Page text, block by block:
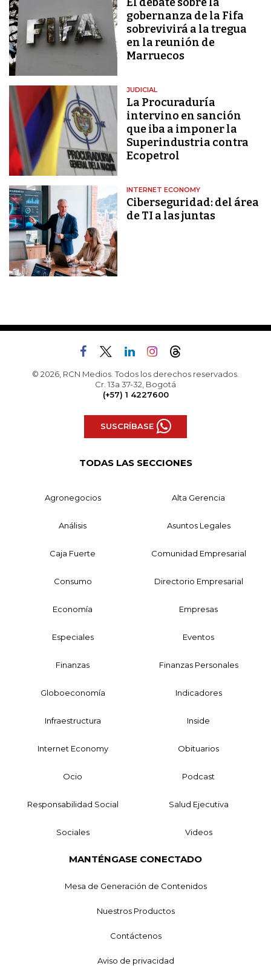
gobernanza de la Fifa
sobrevivirá a la tregua
en la reunión de
Marruecos
JUDICIAL
La Procuraduría
intervino en sanción
que iba a imponer la
Superindustria contra
Ecopetrol
INTERNET ECONOMY
Ciberseguridad: del área
de TI a las juntas
© 2026, RCN Medios. Todos los derechos reservados.
Cr. 13a 37-32, Bogotá
(+57) 1 4227600
SUSCRÍBASE
TODAS LAS SECCIONES
Agronegocios Alta Gerencia
Análisis Asuntos Legales
Caja Fuerte Comunidad Empresarial
Consumo Directorio Empresarial
Economía Empresas
Especiales Eventos
Finanzas Finanzas Personales
Globoeconomía Indicadores
Infraestructura Inside
Internet Economy Obituarios
Ocio Podcast
Responsabilidad Social Salud Ejecutiva
Sociales Videos
MANTÉNGASE CONECTADO
Mesa de Generación de Contenidos
Nuestros Productos
Contáctenos
Aviso de privacidad